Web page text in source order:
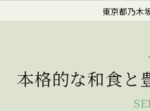
東京都乃木
本格的な和食と